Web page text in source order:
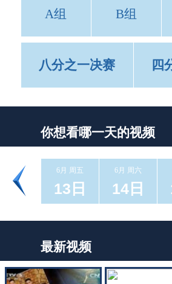
A组 B组
八分之一决赛 四
你想看哪一天的视频
6月 周五
13日
6月 周六
14日
最新视频